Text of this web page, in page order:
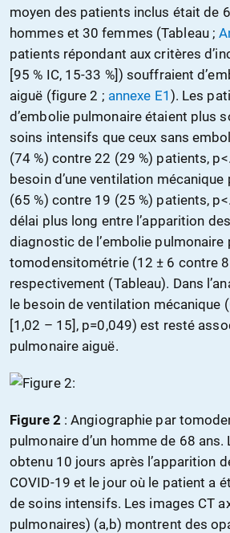
moyen des patients inclus était de
hommes et 30 femmes (Tableau ;
patients répondant aux critères
[95 % IC, 15-33 %]) souffraient
aiguë (figure 2 ; annexe E1 ). Les
d’embolie pulmonaire étaient plus
soins intensifs que ceux sans
(74 %) contre 22 (29 %) patients,
besoin d’une ventilation
(65 %) contre 19 (25 %) patients,
délai plus long entre l’apparition
diagnostic de l’embolie pulmonaire
tomodensitométrie (12 ± 6 contre
respectivement (Tableau). Dans
le besoin de ventilation mécanique
[1,02 – 15], p=0,049) est resté
pulmonaire aiguë.
Figure 2:Angiographie par
pulmonaire d’un homme de 68 ans.
obtenu 10 jours après l’apparition
COVID-19 et le jour où le patient a
de soins intensifs. Les images CT
pulmonaires) (a,b) montrent des